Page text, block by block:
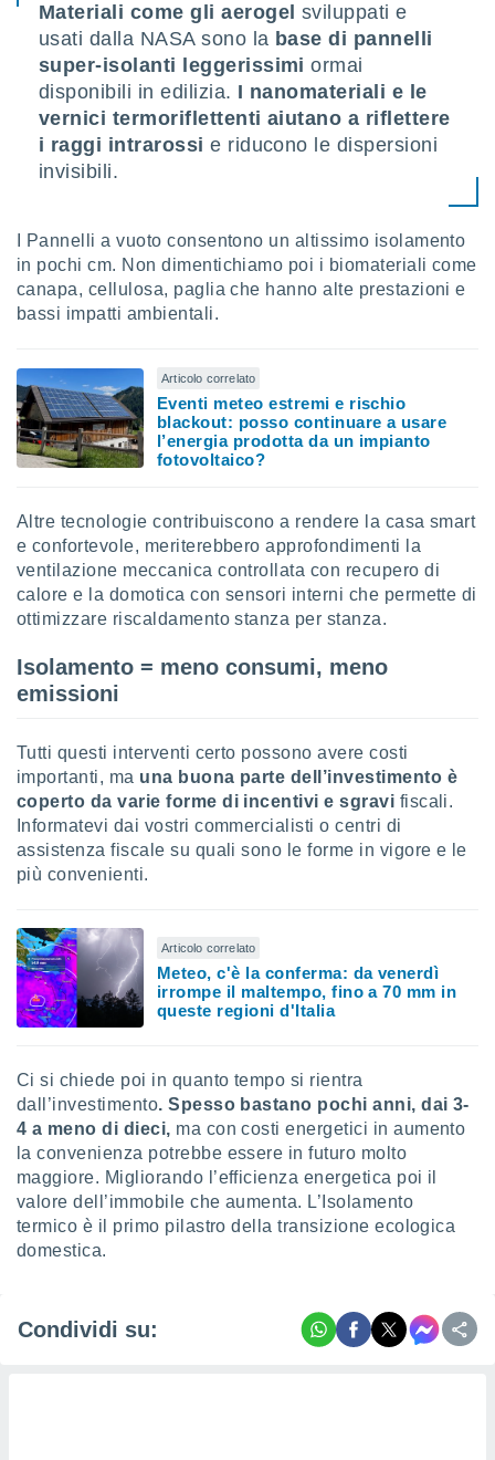
Materiali come gli aerogel sviluppati e
usati dalla NASA sono la base di pannelli
super-isolanti leggerissimi ormai
disponibili in edilizia. I nanomateriali e le
vernici termoriflettenti aiutano a riflettere
i raggi intrarossie riducono le dispersioni
invisibili.
I Pannelli a vuoto consentono un altissimo isolamento
in pochi cm. Non dimentichiamo poi i biomateriali come
canapa, cellulosa, paglia che hanno alte prestazioni e
bassi impatti ambientali.
Articolo correlato
Eventi meteo estremi e rischio
blackout: posso continuare a usare
l’energia prodotta da un impianto
fotovoltaico?
Altre tecnologie contribuiscono a rendere la casa smart
e confortevole, meriterebbero approfondimenti la
ventilazione meccanica controllata con recupero di
calore e la domotica con sensori interni che permette di
ottimizzare riscaldamento stanza per stanza.
Isolamento = meno consumi, meno
emissioni
Tutti questi interventi certo possono avere costi
importanti, ma una buona parte dell’investimento è
coperto da varie forme di incentivi e sgravi fiscali.
Informatevi dai vostri commercialisti o centri di
assistenza fiscale su quali sono le forme in vigore e le
più convenienti.
Articolo correlato
Meteo, c'è la conferma: da venerdì
irrompe il maltempo, fino a 70 mm in
queste regioni d'Italia
Ci si chiede poi in quanto tempo si rientra
dall’investimento. Spesso bastano pochi anni, dai 3-
4 a meno di dieci, ma con costi energetici in aumento
la convenienza potrebbe essere in futuro molto
maggiore. Migliorando l’efficienza energetica poi il
valore dell’immobile che aumenta. L’Isolamento
termico è il primo pilastro della transizione ecologica
domestica.
Condividi su: